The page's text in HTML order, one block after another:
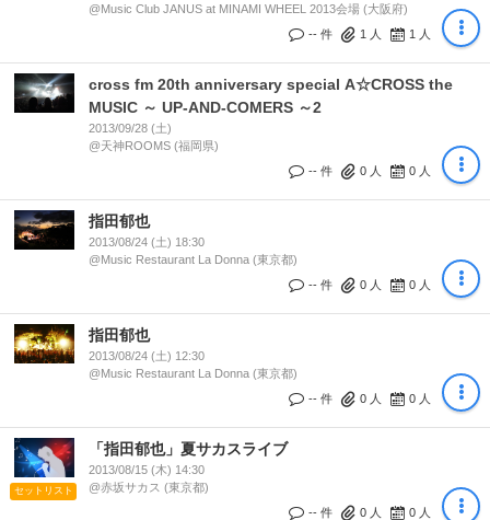
@Music Club JANUS at MINAMI WHEEL 2013会場 (大阪府)
-- 件
1 人 1 人
cross fm 20th anniversary special A☆CROSS the
MUSIC ～ UP-AND-COMERS ～2
2013/09/28 (土)
@天神ROOMS (福岡県)
-- 件
0 人 0 人
指田郁也
2013/08/24 (土) 18:30
@Music Restaurant La Donna (東京都)
-- 件
0 人 0 人
指田郁也
2013/08/24 (土) 12:30
@Music Restaurant La Donna (東京都)
-- 件
0 人 0 人
セットリスト
「指田郁也」夏サカスライブ
2013/08/15 (木) 14:30
@赤坂サカス (東京都)
-- 件
0 人 0 人